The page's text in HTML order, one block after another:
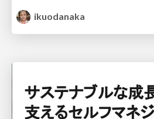
ikuodanaka